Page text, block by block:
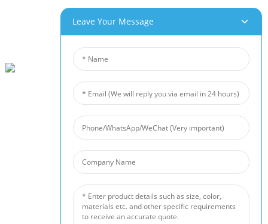
Parcul Industrial Beihai, Changhong Rd 280#, Orașul Jiujiang, Jiangxi China
0086-(0)792-8322312
Sales@chinabeihai.net
Proiect Și Potențiale De Aplicare
Produsele Noastre
Leave Your Message